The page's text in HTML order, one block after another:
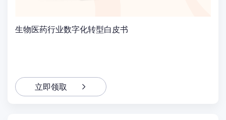
生物医药行业数字化转型白皮书
立即领取